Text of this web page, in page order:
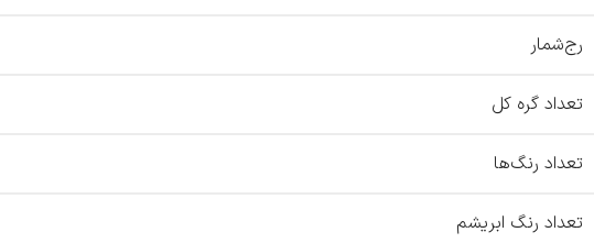
رج‌شمار
تعداد گره کل
تعداد رنگ‌ها
تعداد رنگ ابریشم